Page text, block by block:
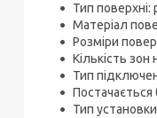
Тип поверхні:
Матеріал
Розміри
Кількість зон
Тип
Постачається
Тип